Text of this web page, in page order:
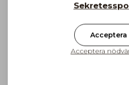
Acceptera
Acceptera